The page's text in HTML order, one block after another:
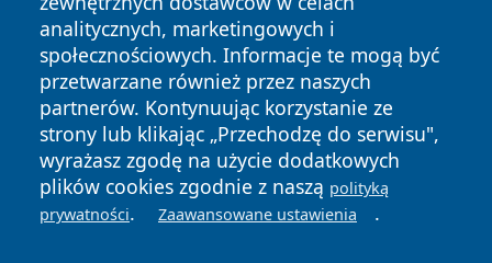
analitycznych, marketingowych i
społecznościowych. Informacje te mogą być
przetwarzane również przez naszych
partnerów. Kontynuując korzystanie ze
strony lub klikając „Przechodzę do serwisu",
wyrażasz zgodę na użycie dodatkowych
plików cookies zgodnie z naszą polityką
prywatności. Zaawansowane ustawienia .
Copyright © 2026 wrotazabrza.pl Wszystkie prawa
zastrzeżone.
News Autorzy
Polityka
Prywatności
Polityka
Cookies